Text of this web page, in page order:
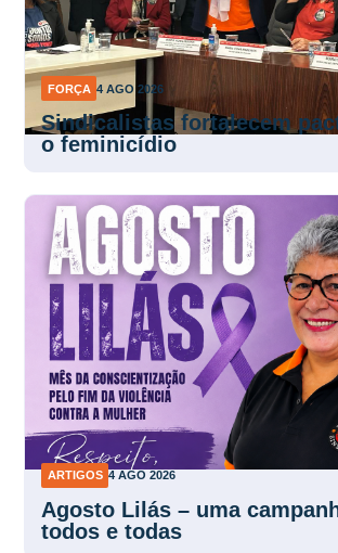
FORÇA 4 AGO 2026
Sindicalistas fortalecem
o feminicídio
ARTIGOS 4 AGO 2026
Agosto Lilás – uma
todos e todas